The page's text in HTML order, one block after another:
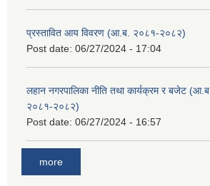
प्रस्तावित आय विवरण (आ.ब. २०८१-२०८२)
Post date: 06/27/2024 - 17:04
लहान नगरपालिका नीति तथा कार्यक्रम र बजेट (आ.ब.
२०८१-२०८२)
Post date: 06/27/2024 - 16:57
more